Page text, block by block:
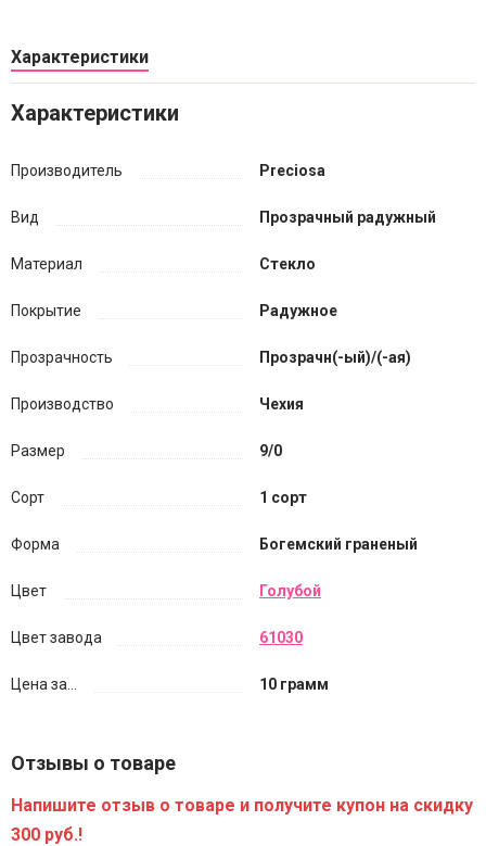
Характеристики
Характеристики
Производитель Preciosa
Вид Прозрачный радужный
Материал Стекло
Покрытие Радужное
Прозрачность Прозрачн(-ый)/(-ая)
Производство Чехия
Размер 9/0
Сорт 1 сорт
Форма Богемский граненый
Цвет Голубой
Цвет завода 61030
Цена за... 10 грамм
Отзывы о товаре
Напишите отзыв о товаре и получите купон на скидку
300 руб.!